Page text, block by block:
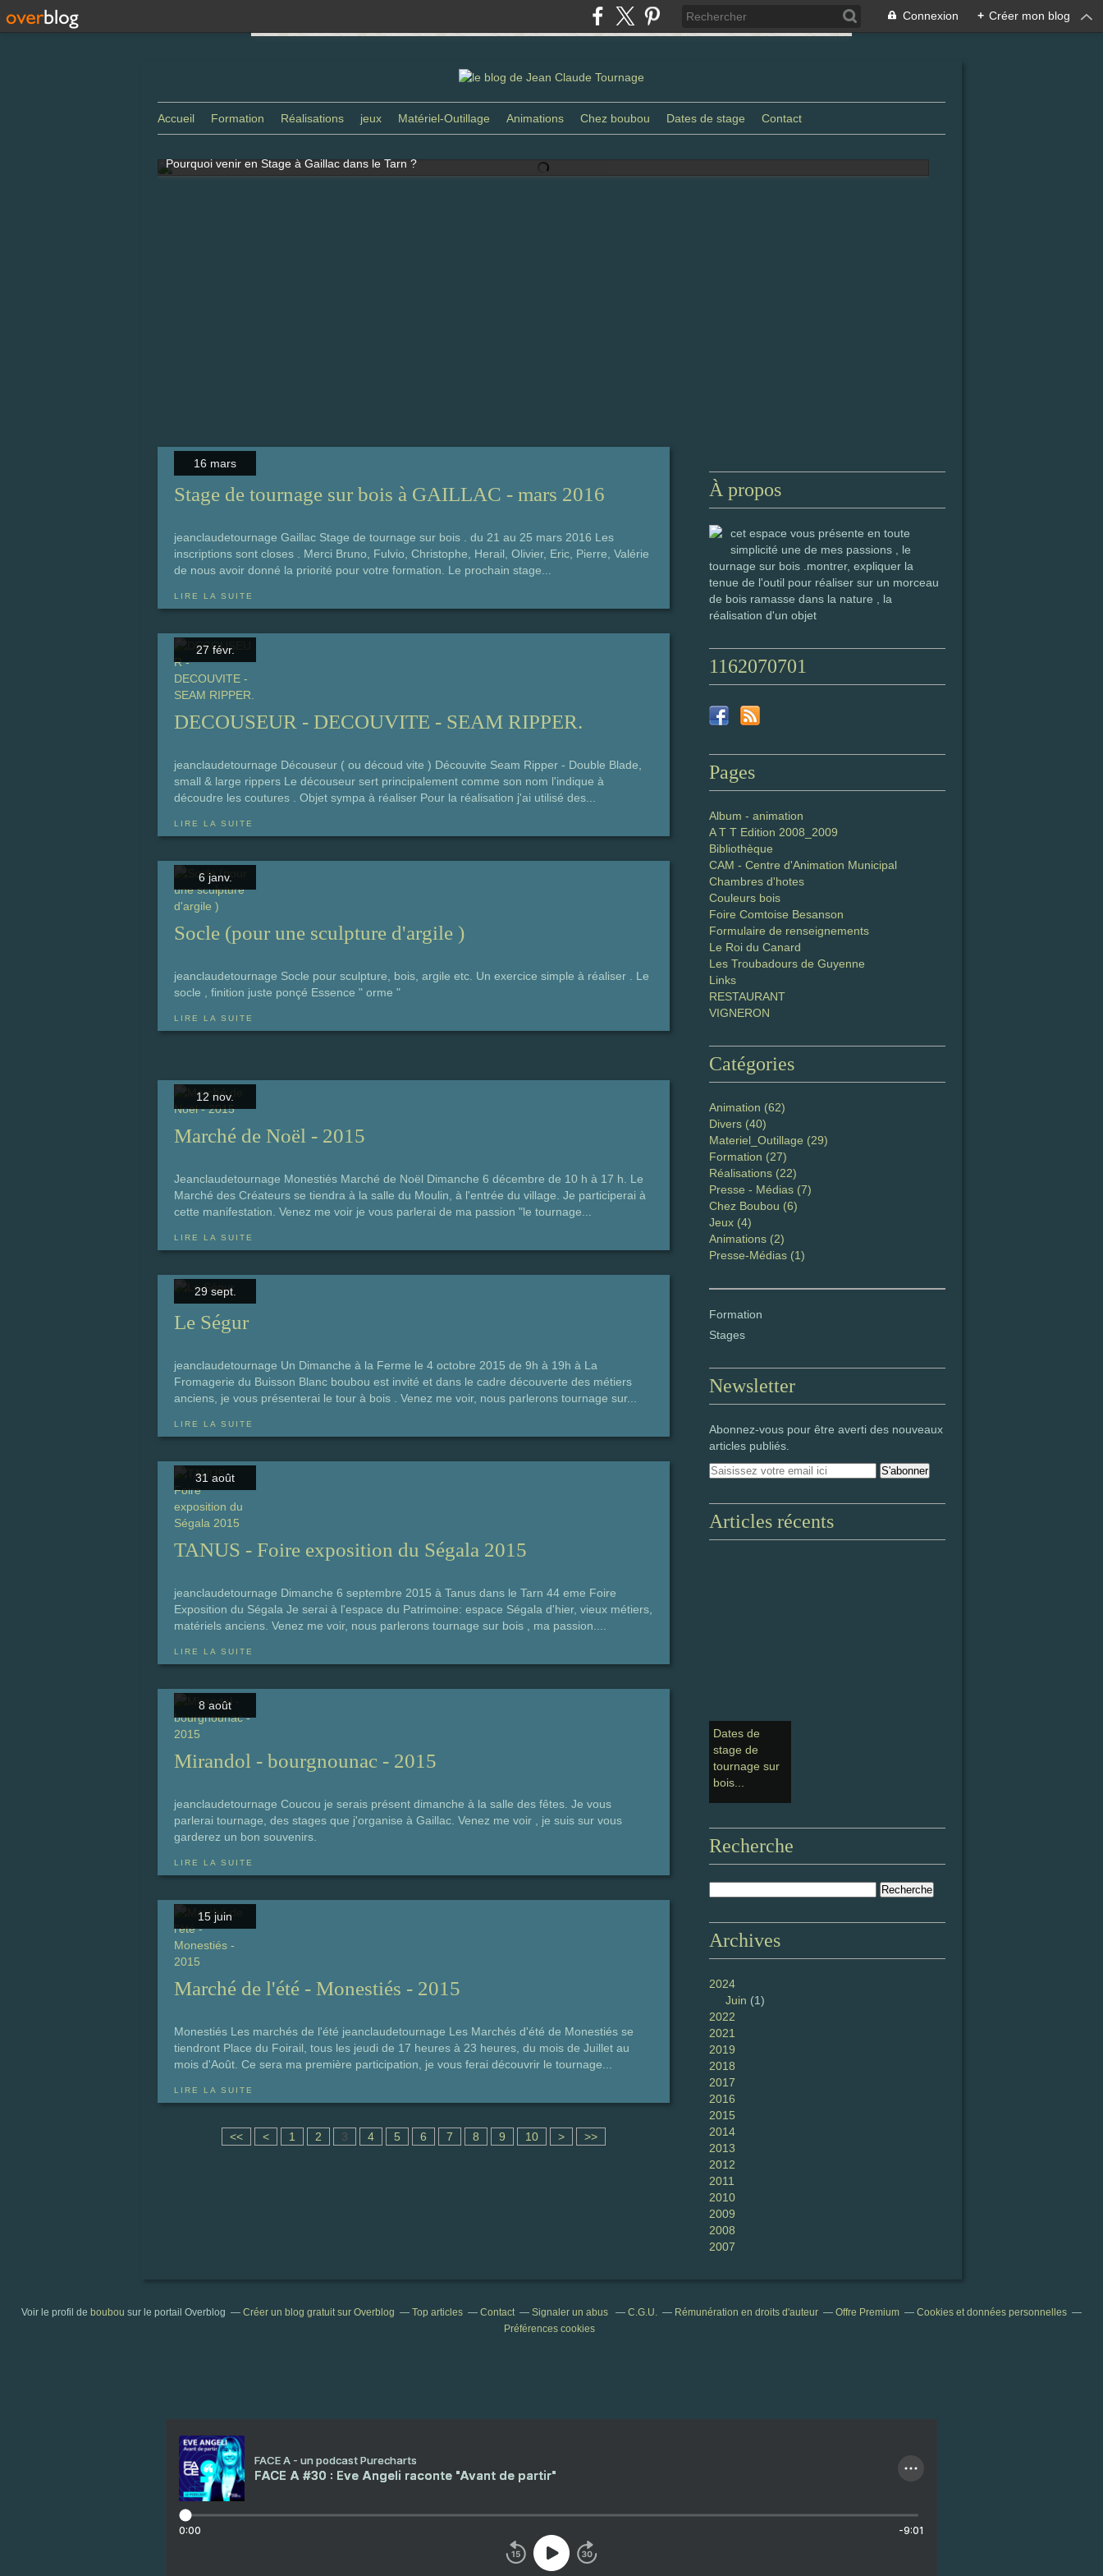
Connexion + Créer mon blog
Accueil Formation Réalisations jeux Matériel-Outillage Animations Chez boubou Dates de stage Contact
Pourquoi venir en Stage à Gaillac dans le Tarn ?
16 mars
Stage de tournage sur bois à GAILLAC - mars 2016
jeanclaudetournage Gaillac Stage de tournage sur bois . du 21 au 25 mars 2016 Les
inscriptions sont closes . Merci Bruno, Fulvio, Christophe, Herail, Olivier, Eric, Pierre, Valérie
de nous avoir donné la priorité pour votre formation. Le prochain stage...
LIRE LA SUITE
27 févr.
DECOUSEUR - DECOUVITE - SEAM RIPPER.
jeanclaudetournage Découseur ( ou découd vite ) Découvite Seam Ripper - Double Blade,
small & large rippers Le découseur sert principalement comme son nom l'indique à
découdre les coutures . Objet sympa à réaliser Pour la réalisation j'ai utilisé des...
LIRE LA SUITE
6 janv.
Socle (pour une sculpture d'argile )
jeanclaudetournage Socle pour sculpture, bois, argile etc. Un exercice simple à réaliser . Le
socle , finition juste ponçé Essence " orme "
LIRE LA SUITE
12 nov.
Marché de Noël - 2015
Jeanclaudetournage Monestiés Marché de Noël Dimanche 6 décembre de 10 h à 17 h. Le
Marché des Créateurs se tiendra à la salle du Moulin, à l'entrée du village. Je participerai à
cette manifestation. Venez me voir je vous parlerai de ma passion "le tournage...
LIRE LA SUITE
29 sept.
Le Ségur
jeanclaudetournage Un Dimanche à la Ferme le 4 octobre 2015 de 9h à 19h à La
Fromagerie du Buisson Blanc boubou est invité et dans le cadre découverte des métiers
anciens, je vous présenterai le tour à bois . Venez me voir, nous parlerons tournage sur...
LIRE LA SUITE
31 août
TANUS - Foire exposition du Ségala 2015
jeanclaudetournage Dimanche 6 septembre 2015 à Tanus dans le Tarn 44 eme Foire
Exposition du Ségala Je serai à l'espace du Patrimoine: espace Ségala d'hier, vieux métiers,
matériels anciens. Venez me voir, nous parlerons tournage sur bois , ma passion....
LIRE LA SUITE
8 août
Mirandol - bourgnounac - 2015
jeanclaudetournage Coucou je serais présent dimanche à la salle des fêtes. Je vous
parlerai tournage, des stages que j'organise à Gaillac. Venez me voir , je suis sur vous
garderez un bon souvenirs.
LIRE LA SUITE
15 juin
Marché de l'été - Monestiés - 2015
Monestiés Les marchés de l'été jeanclaudetournage Les Marchés d'été de Monestiés se
tiendront Place du Foirail, tous les jeudi de 17 heures à 23 heures, du mois de Juillet au
mois d'Août. Ce sera ma première participation, je vous ferai découvrir le tournage...
LIRE LA SUITE
<< < 1 2 3 4 5 6 7 8 9 10
2
> >>
À propos
cet espace vous présente en toute
simplicité une de mes passions , le
tournage sur bois .montrer, expliquer la
tenue de l'outil pour réaliser sur un morceau
de bois ramasse dans la nature , la
réalisation d'un objet
1162070701
Pages
Album - animation
A T T Edition 2008_2009
Bibliothèque
CAM - Centre d'Animation Municipal
Chambres d'hotes
Couleurs bois
Foire Comtoise Besanson
Formulaire de renseignements
Le Roi du Canard
Les Troubadours de Guyenne
Links
RESTAURANT
VIGNERON
Catégories
Animation (62)
Divers (40)
Materiel_Outillage (29)
Formation (27)
Réalisations (22)
Presse - Médias (7)
Chez Boubou (6)
Jeux (4)
Animations (2)
Presse-Médias (1)
Formation
Stages
Newsletter
Abonnez-vous pour être averti des nouveaux
articles publiés.
Articles récents
Dates de
stage de
tournage sur
bois...
Recherche
Archives
2024
Juin (1)
2022
2021
2019
2018
2017
2016
2015
2014
2013
2012
2011
2010
2009
2008
2007
Voir le profil de boubou sur le portail Overblog Créer un blog gratuit sur Overblog Top articles Contact Signaler un abus C.G.U. Rémunération en droits d'auteur Offre Premium
Cookies et données personnelles
Préférences cookies
FACE A - un podcast Purecharts
FACE A #30 : Eve Angeli raconte "Avant de partir"
0:00 -9:01